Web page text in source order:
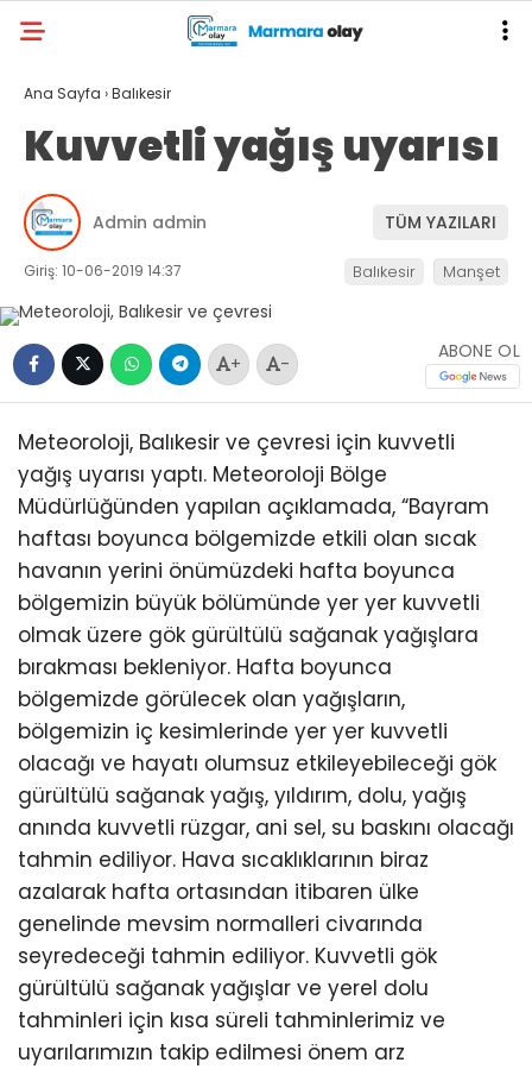
Ana Sayfa ›Balıkesir
Kuvvetli yağış uyarısı
Admin admin TÜM YAZILARI
Giriş: 10-06-2019 14:37 Balıkesir Manşet
+ -
ABONE OL
Meteoroloji, Balıkesir ve çevresi için kuvvetli
yağış uyarısı yaptı. Meteoroloji Bölge
Müdürlüğünden yapılan açıklamada, “Bayram
haftası boyunca bölgemizde etkili olan sıcak
havanın yerini önümüzdeki hafta boyunca
bölgemizin büyük bölümünde yer yer kuvvetli
olmak üzere gök gürültülü sağanak yağışlara
bırakması bekleniyor. Hafta boyunca
bölgemizde görülecek olan yağışların,
bölgemizin iç kesimlerinde yer yer kuvvetli
olacağı ve hayatı olumsuz etkileyebileceği gök
gürültülü sağanak yağış, yıldırım, dolu, yağış
anında kuvvetli rüzgar, ani sel, su baskını olacağı
tahmin ediliyor. Hava sıcaklıklarının biraz
azalarak hafta ortasından itibaren ülke
genelinde mevsim normalleri civarında
seyredeceği tahmin ediliyor. Kuvvetli gök
gürültülü sağanak yağışlar ve yerel dolu
tahminleri için kısa süreli tahminlerimiz ve
uyarılarımızın takip edilmesi önem arz